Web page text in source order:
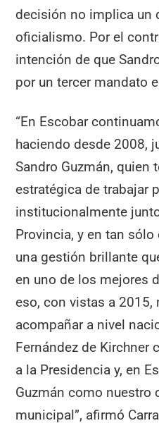
decisión no implica un
oficialismo. Por el
intención de que
por un tercer mandato
“En Escobar
haciendo desde 2008,
Sandro Guzmán, quien
estratégica de trabajar
institucionalmente
Provincia, y en tan
una gestión brillante
en uno de los mejores
eso, con vistas a 2015,
acompañar a nivel
Fernández de Kirchner
a la Presidencia y, en
Guzmán como nuestro
municipal”, afirmó